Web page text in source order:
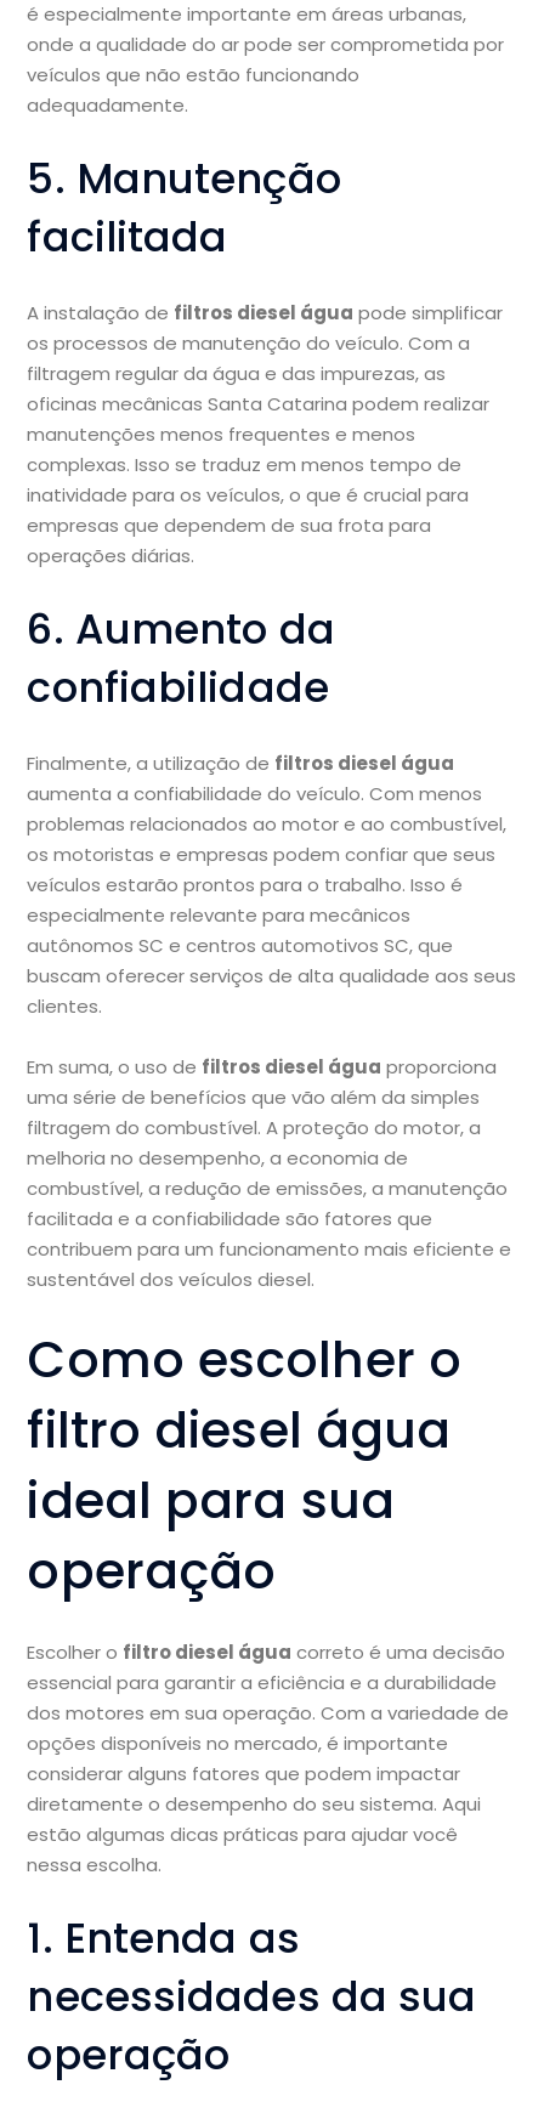
é especialmente importante em áreas urbanas,
onde a qualidade do ar pode ser comprometida por
veículos que não estão funcionando
adequadamente.
5. Manutenção
facilitada
A instalação de filtros diesel água pode simplificar
os processos de manutenção do veículo. Com a
filtragem regular da água e das impurezas, as
oficinas mecânicas Santa Catarina podem realizar
manutenções menos frequentes e menos
complexas. Isso se traduz em menos tempo de
inatividade para os veículos, o que é crucial para
empresas que dependem de sua frota para
operações diárias.
6. Aumento da
confiabilidade
Finalmente, a utilização de filtros diesel água
aumenta a confiabilidade do veículo. Com menos
problemas relacionados ao motor e ao combustível,
os motoristas e empresas podem confiar que seus
veículos estarão prontos para o trabalho. Isso é
especialmente relevante para mecânicos
autônomos SC e centros automotivos SC, que
buscam oferecer serviços de alta qualidade aos seus
clientes.
Em suma, o uso de filtros diesel água proporciona
uma série de benefícios que vão além da simples
filtragem do combustível. A proteção do motor, a
melhoria no desempenho, a economia de
combustível, a redução de emissões, a manutenção
facilitada e a confiabilidade são fatores que
contribuem para um funcionamento mais eficiente e
sustentável dos veículos diesel.
Como escolher o
filtro diesel água
ideal para sua
operação
Escolher o filtro diesel água correto é uma decisão
essencial para garantir a eficiência e a durabilidade
dos motores em sua operação. Com a variedade de
opções disponíveis no mercado, é importante
considerar alguns fatores que podem impactar
diretamente o desempenho do seu sistema. Aqui
estão algumas dicas práticas para ajudar você
nessa escolha.
1. Entenda as
necessidades da sua
operação